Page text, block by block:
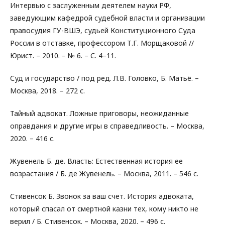
Интервью с заслуженным деятелем науки РФ,
заведующим кафедрой судебной власти и организации
правосудия ГУ-ВШЭ, судьей Конституционного Суда
России в отставке, профессором Т.Г. Морщаковой //
Юрист. – 2010. – № 6. – С. 4–11.
Суд и государство / под ред. Л.В. Головко, Б. Матьё. –
Москва, 2018. – 272 с.
Тайный адвокат. Ложные приговоры, неожиданные
оправдания и другие игры в справедливость. – Москва,
2020. – 416 с.
Жувенель Б. де. Власть: Естественная история ее
возрастания / Б. де Жувенель. – Москва, 2011. – 546 c.
Стивенсок Б. Звонок за ваш счет. История адвоката,
который спасал от смертной казни тех, кому никто не
верил / Б. Стивенсок. – Москва, 2020. – 496 с.